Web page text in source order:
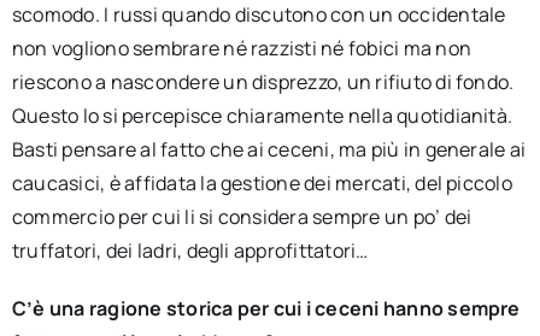
scomodo. I russi quando discutono con un occidentale
non vogliono sembrare né razzisti né fobici ma non
riescono a nascondere un disprezzo, un rifiuto di fondo.
Questo lo si percepisce chiaramente nella quotidianità.
Basti pensare al fatto che ai ceceni, ma più in generale ai
caucasici, è affidata la gestione dei mercati, del piccolo
commercio per cui li si considera sempre un po’ dei
truffatori, dei ladri, degli approfittatori…
C’è una ragione storica per cui i ceceni hanno sempre